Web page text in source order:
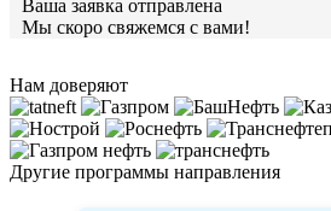
Ваша заявка отправлена
Мы скоро свяжемся с вами!
Нам доверяют
Другие программы направления